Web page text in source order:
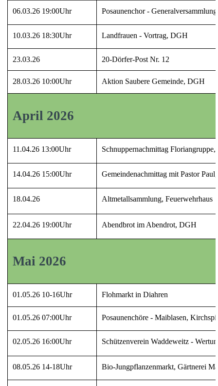
06.03.26 19:00Uhr Posaunenchor -
10.03.26 18:30Uhr Landfrauen - Vortrag, DGH
23.03.26 20-Dörfer-Post Nr. 12
28.03.26 10:00Uhr Aktion Saubere Gemeinde, DGH
April 2026
11.04.26 13:00Uhr Schnuppernachmittag Floriangruppe,
14.04.26 15:00Uhr Gemeindenachmittag mit Pastor
18.04.26 Altmetallsammlung, Feuerwehrhaus
22.04.26 19:00Uhr Abendbrot im Abendrot, DGH
Mai 2026
01.05.26 10-16Uhr Flohmarkt in Diahren
01.05.26 07:00Uhr Posaunenchöre - Maiblasen,
02.05.26 16:00Uhr Schützenverein Waddeweitz -
08.05.26 14-18Uhr Bio-Jungpflanzenmarkt, Gärtnerei